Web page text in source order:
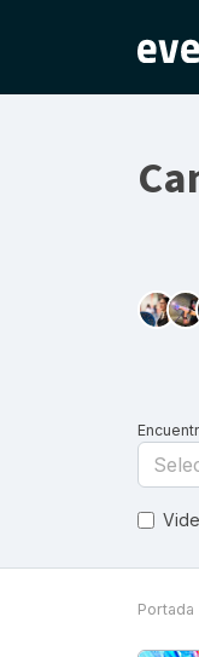
Portada